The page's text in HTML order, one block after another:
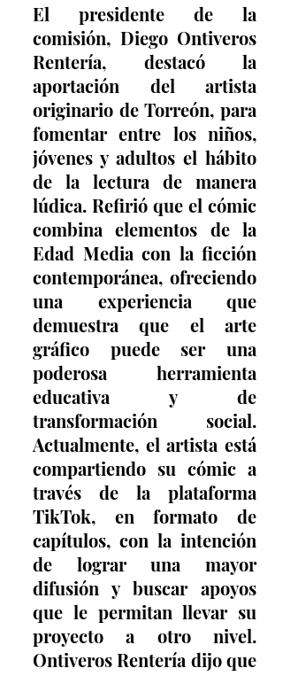
El presidente de la
comisión, Diego Ontiveros
Rentería, destacó la
aportación del artista
originario de Torreón, para
fomentar entre los niños,
jóvenes y adultos el hábito
de la lectura de manera
lúdica. Refirió que el cómic
combina elementos de la
Edad Media con la ficción
contemporánea, ofreciendo
una experiencia que
demuestra que el arte
gráfico puede ser una
poderosa herramienta
educativa y de
transformación social.
Actualmente, el artista está
compartiendo su cómic a
través de la plataforma
TikTok, en formato de
capítulos, con la intención
de lograr una mayor
difusión y buscar apoyos
que le permitan llevar su
proyecto a otro nivel.
Ontiveros Rentería dijo que